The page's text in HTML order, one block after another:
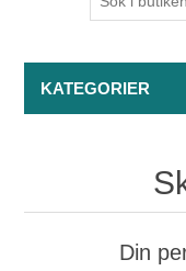
KATEGORIER
Din